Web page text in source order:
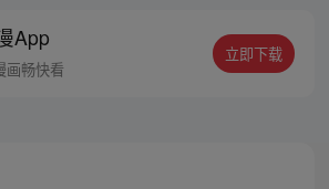
App
画畅快看
立即下载